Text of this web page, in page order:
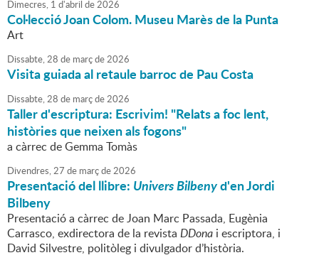
Dimecres, 1 d'abril de2026
Col·lecció Joan Colom. Museu Marès de la Punta
Art
Dissabte,28 de marçde2026
Visita guiada al retaule barroc de Pau Costa
Dissabte,28 de marçde2026
Taller d'escriptura: Escrivim! "Relats a foc lent,
històries que neixen als fogons"
a càrrec de Gemma Tomàs
Divendres,27 de marçde2026
Presentació del llibre: Univers Bilbenyd'en Jordi
Bilbeny
Presentació a càrrec de Joan Marc Passada, Eugènia
Carrasco, exdirectora de la revista DDona i escriptora, i
David Silvestre, politòleg i divulgador d’història.